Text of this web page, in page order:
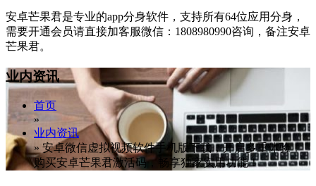
安卓芒果君是专业的app分身软件，支持所有64位应用分身，
需要开通会员请直接加客服微信：1808980990咨询，备注安卓
芒果君。
业内资讯
首页
»
业内资讯
» 安卓微信虚拟视频软件手机版下载，开启多重体验！
购买安卓芒果君激活码，畅享独家实用功能！